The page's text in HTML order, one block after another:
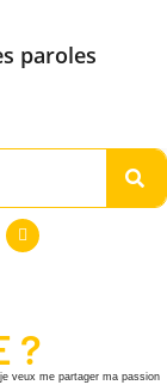
paroles
?
veux me partager ma passion